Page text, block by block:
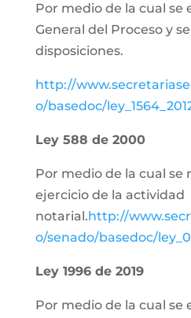
Por medio de la cual se
General del Proceso y
disposiciones.
http://
o/basedoc/
Ley 588 de 2000
Por medio de la cual se
ejercicio de la actividad
notarial.http://
o/senado/basedoc/
Ley 1996 de 2019
Por medio de la cual se